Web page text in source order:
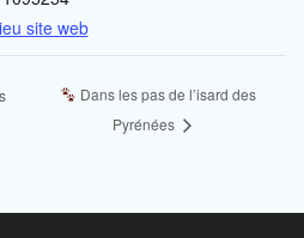
site web
Dans les pas de l’isard des
Pyrénées